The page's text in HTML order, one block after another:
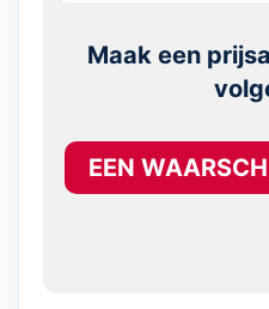
Maak een
EEN